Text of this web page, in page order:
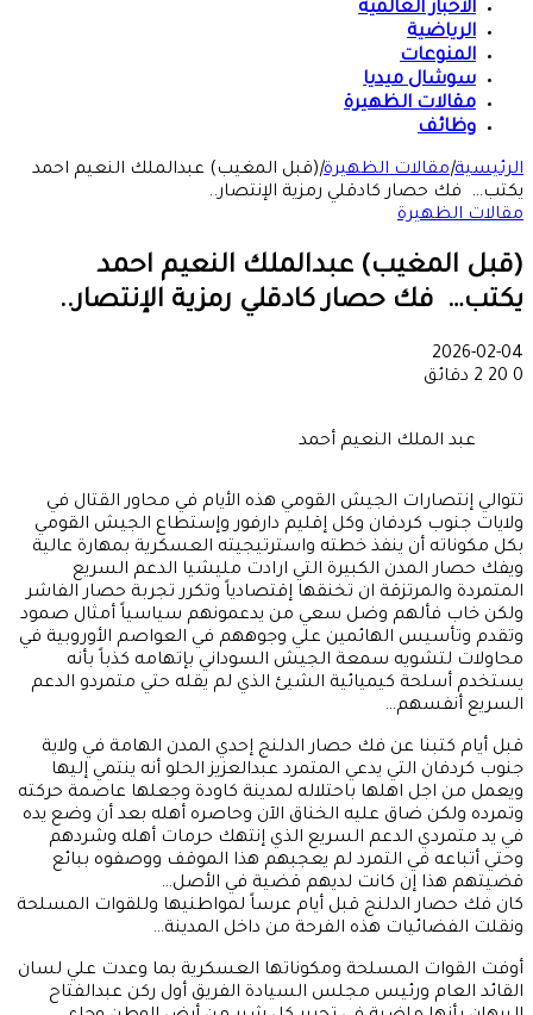
الأخبار العالمية
الرياضية
المنوعات
سوشال ميديا
مقالات الظهيرة
وظائف
الرئيسية|مقالات الظهيرة|(قبل المغيب) عبدالملك النعيم احمد
يكتب… فك حصار كادقلي رمزية الإنتصار..
مقالات الظهيرة
(قبل المغيب) عبدالملك النعيم احمد
يكتب… فك حصار كادقلي رمزية الإنتصار..
2026-02-04
0
2 دقائق
عبد الملك النعيم أحمد
تتوالي إنتصارات الجيش القومي هذه الأيام في محاور القتال في
ولايات جنوب كردفان وكل إقليم دارفور وإستطاع الجيش القومي
بكل مكوناته أن ينفذ خطته واسترتيجيته العسكرية بمهارة عالية
ويفك حصار المدن الكبيرة التي ارادت مليشيا الدعم السريع
المتمردة والمرتزقة ان تخنقها إقتصادياً وتكرر تجربة حصار الفاشر
ولكن خاب فألهم وضل سعي من يدعمونهم سياسياً أمثال صمود
وتقدم وتأسيس الهائمين علي وجوههم في العواصم الأوروبية في
محاولات لتشويه سمعة الجيش السوداني بإتهامه كذباً بأنه
يستخدم أسلحة كيميائية الشيئ الذي لم يقله حتي متمردو الدعم
السريع أنفسهم…
قبل أيام كتبنا عن فك حصار الدلنج إحدي المدن الهامة في ولاية
جنوب كردفان التي يدعي المتمرد عبدالعزيز الحلو أنه ينتمي إليها
ويعمل من اجل اهلها باحتلاله لمدينة كاودة وجعلها عاصمة حركته
وتمرده ولكن ضاق عليه الخناق الآن وحاصره أهله بعد أن وضع يده
في يد متمردي الدعم السريع الذي إنتهك حرمات أهله وشردهم
وحتي أتباعه في التمرد لم يعجبهم هذا الموقف ووصفوه ببائع
قضيتهم هذا إن كانت لديهم قضية في الأصل…
كان فك حصار الدلنج قبل أيام عرساً لمواطنيها وللقوات المسلحة
ونقلت الفضائيات هذه الفرحة من داخل المدينة…
أوفت القوات المسلحة ومكوناتها العسكرية بما وعدت علي لسان
القائد العام ورئيس مجلس السيادة الفريق أول ركن عبدالفتاح